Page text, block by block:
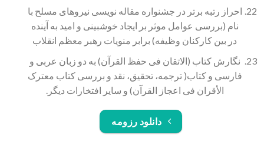
احراز رتبه برتر در جشنواره مقاله نویسی نیروهای مسلح با
نام (بررسی عوامل موثر بر ایجاد خوشبینی و امید به آینده
در بین کارکنان وظیفه) برابر منویات رهبر معظم انقلاب
نگارش کتاب (الاتقان فی حفظ القرآن) به دو زبان عربی و
فارسی و کتاب( ترجمه، تحقیق، نقد و بررسی کتاب معترک
الأقران فی اعجاز القرآن) و سایر افتخارات دیگر.
دانلود رزومه